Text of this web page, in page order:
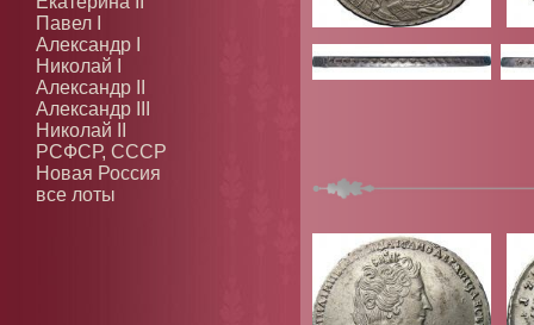
Павел I
Александр I
Николай I
Александр II
Александр III
Николай II
РСФСР, СССР
Новая Россия
все лоты